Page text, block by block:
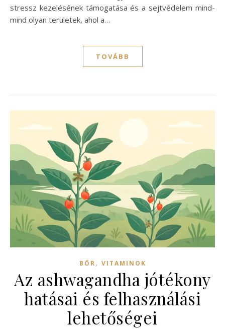
stressz kezelésének támogatása és a sejtvédelem mind-
mind olyan területek, ahol a…
TOVÁBB
BŐR, VITAMINOK
Az ashwagandha jótékony
hatásai és felhasználási
lehetőségei